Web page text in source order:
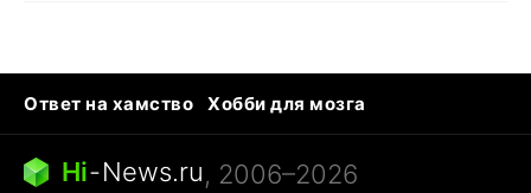
Ответ на хамство
Хобби для мозга
Бензин 100 и 95
Тунцы в океанариуме
Следующая пандемия
Hi-News.ru, 2006–2026